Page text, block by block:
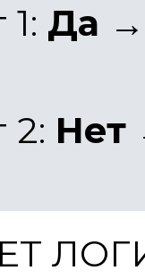
Да →
2: Нет